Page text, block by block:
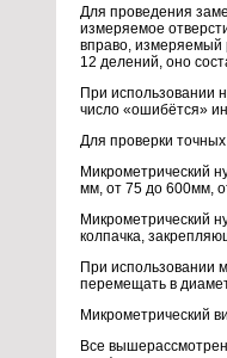
Для проведения
измеряемое
вправо, измеряемый
12 делений, оно
При использовании
число «ошибётся»
Для проверки
Микрометрический
мм, от 75 до 600мм,
Микрометрический
колпачка,
При использовании
перемещать в
Микрометрический
Все